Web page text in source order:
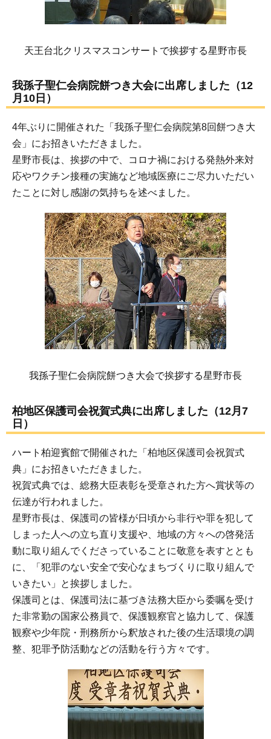
天王台北クリスマスコンサートで挨拶する星野市長
我孫子聖仁会病院餅つき大会に出席しました（12
月10日）
4年ぶりに開催された「我孫子聖仁会病院第8回餅つき大
会」にお招きいただきました。
星野市長は、挨拶の中で、コロナ禍における発熱外来対
応やワクチン接種の実施など地域医療にご尽力いただい
たことに対し感謝の気持ちを述べました。
我孫子聖仁会病院餅つき大会で挨拶する星野市長
柏地区保護司会祝賀式典に出席しました（12月7
日）
ハート柏迎賓館で開催された「柏地区保護司会祝賀式
典」にお招きいただきました。
祝賀式典では、総務大臣表彰を受章された方へ賞状等の
伝達が行われました。
星野市長は、保護司の皆様が日頃から非行や罪を犯して
しまった人への立ち直り支援や、地域の方々への啓発活
動に取り組んでくださっていることに敬意を表すととも
に、「犯罪のない安全で安心なまちづくりに取り組んで
いきたい」と挨拶しました。
保護司とは、保護司法に基づき法務大臣から委嘱を受け
た非常勤の国家公務員で、保護観察官と協力して、保護
観察や少年院・刑務所から釈放された後の生活環境の調
整、犯罪予防活動などの活動を行う方々です。